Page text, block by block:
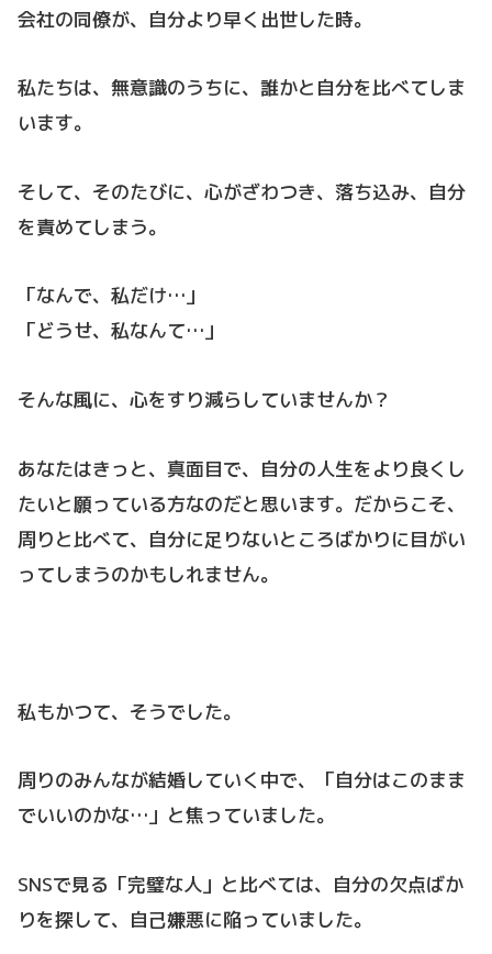
会社の同僚が、自分より早く出世した時。
私たちは、無意識のうちに、誰かと自分を比べてしま
います。
そして、そのたびに、心がざわつき、落ち込み、自分
を責めてしまう。
「なんで、私だけ…」
「どうせ、私なんて…」
そんな風に、心をすり減らしていませんか？
あなたはきっと、真面目で、自分の人生をより良くし
たいと願っている方なのだと思います。だからこそ、
周りと比べて、自分に足りないところばかりに目がい
ってしまうのかもしれません。
私もかつて、そうでした。
周りのみんなが結婚していく中で、「自分はこのまま
でいいのかな…」と焦っていました。
SNSで見る「完璧な人」と比べては、自分の欠点ばか
りを探して、自己嫌悪に陥っていました。